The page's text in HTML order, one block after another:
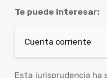
Te puede interesar:
Cuenta corriente
Esta jurisprudencia ha